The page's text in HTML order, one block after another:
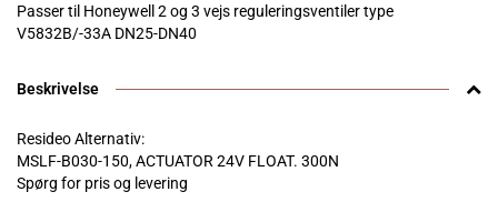
Passer til Honeywell 2 og 3 vejs reguleringsventiler type
V5832B/-33A DN25-DN40
Beskrivelse
Resideo Alternativ:
MSLF-B030-150, ACTUATOR 24V FLOAT. 300N
Spørg for pris og levering